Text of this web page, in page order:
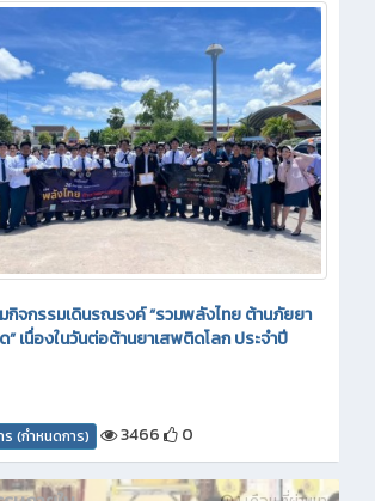
มกิจกรรมเดินรณรงค์ “รวมพลังไทย ต้านภัยยา
” เนื่องในวันต่อต้านยาเสพติดโลก ประจำปี
ร (กำหนดการ) 3466 0